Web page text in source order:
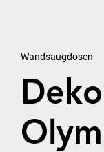
Wandsaugdosen